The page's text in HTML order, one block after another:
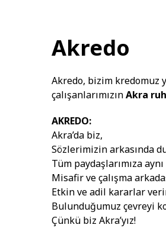
Akredo
Akredo, bizim kredomuz
çalışanlarımızınAkra
AKREDO:
Akra’da biz,
Sözlerimizin arkasında
Tüm paydaşlarımıza
Misafir ve çalışma
Etkin ve adil kararlar
Bulunduğumuz çevreyi
Çünkü biz Akra’yız!